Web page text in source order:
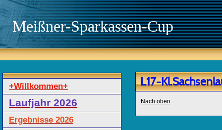
Meißner-Sparkassen-Cup
+Willkommen+
Laufjahr 2026
Ergebnisse 2026
L17-
Nach oben